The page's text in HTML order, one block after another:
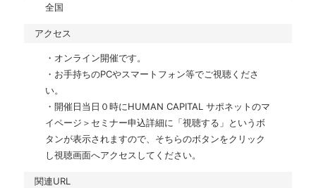
全国
アクセス
・オンライン開催です。
・お手持ちのPCやスマートフォン等でご視聴くださ
い。
・開催日当日０時にHUMAN CAPITAL サポネットのマ
イページ＞セミナー申込詳細に「視聴する」というボ
タンが表示されますので、そちらのボタンをクリック
し視聴画面へアクセスしてください。
関連URL